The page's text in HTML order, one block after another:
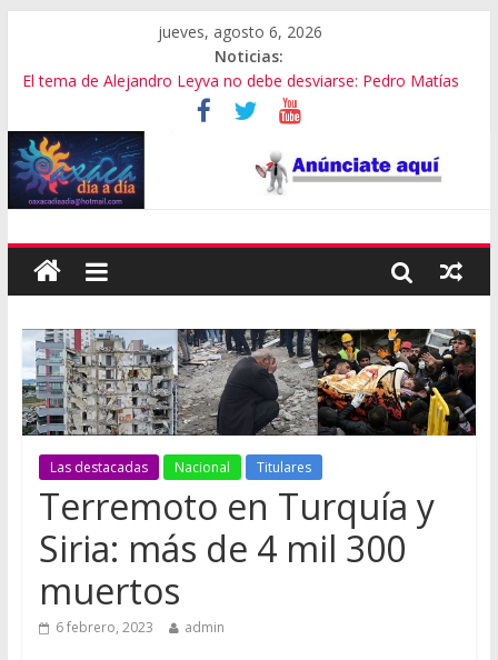
jueves, agosto 6, 2026
Noticias:
El tema de Alejandro Leyva no debe desviarse: Pedro Matías
Promete SEGOB investigación a fondo en crimen de Alejandro
Leyva
Bajo amenazas, Secretario de Gobierno de Oaxaca despojaría
predios
“Amenazamos, no dialogamos”
Las destacadas Nacional Titulares
Terremoto en Turquía y
Siria: más de 4 mil 300
muertos
6 febrero, 2023 admin